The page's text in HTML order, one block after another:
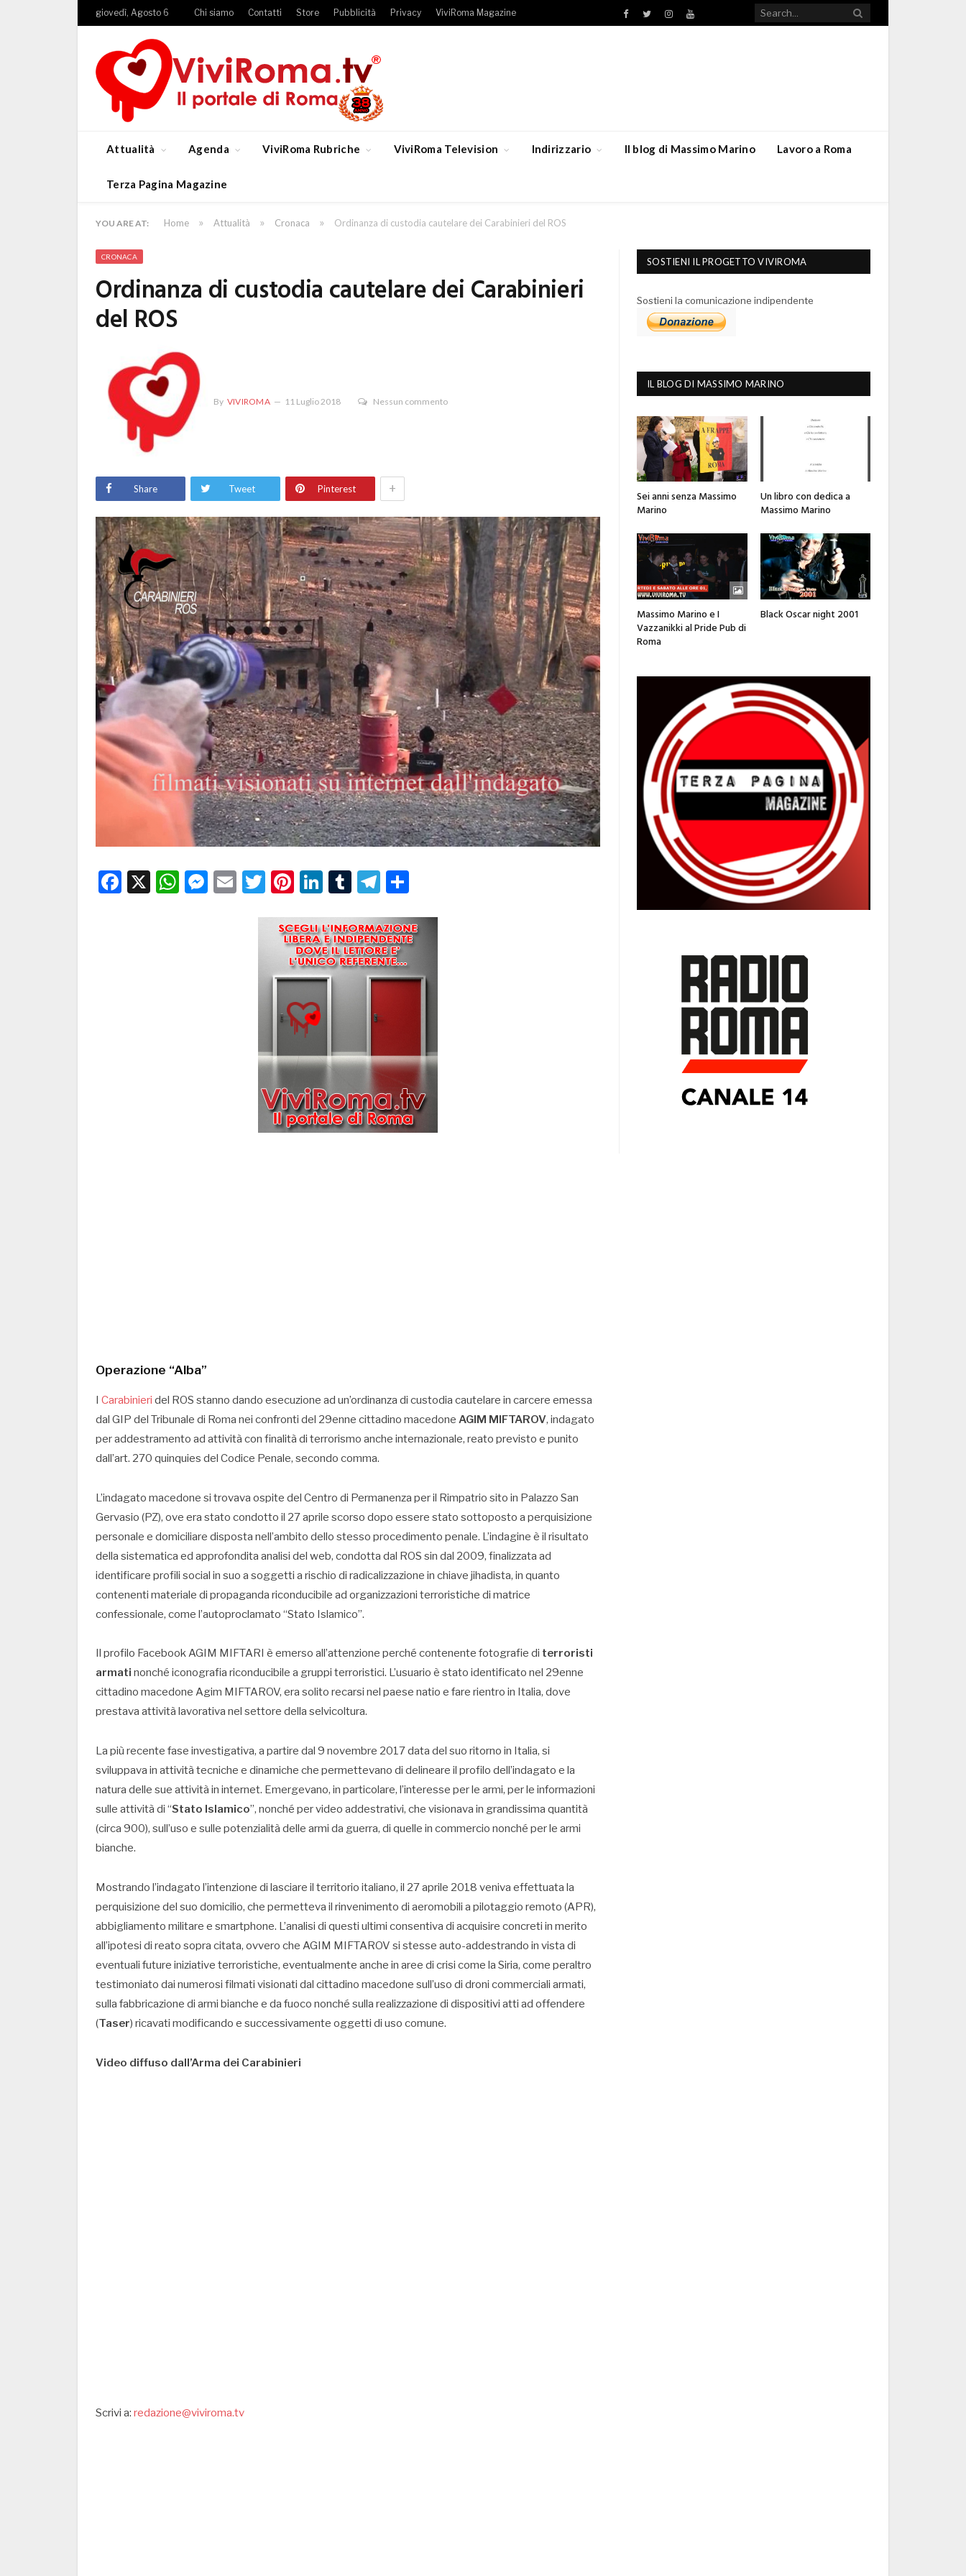
giovedì, Agosto 6 Chi siamo Contatti Store Pubblicità Privacy ViviRoma Magazine Facebook
TwitterInstagramYouTube
Attualità Agenda ViviRoma Rubriche ViviRoma Television Indirizzario Il blog di Massimo Marino Lavoro a Roma
Terza Pagina Magazine
YOU ARE AT: Home » Attualità » Cronaca » Ordinanza di custodia cautelare dei Carabinieri del ROS
CRONACA
Ordinanza di custodia cautelare dei Carabinieri
del ROS
By VIVIROMA 11 Luglio 2018 Nessun commento
Share Tweet Pinterest +
Facebook
X WhatsApp
Messenger
EmailTwitter
Pinterest
LinkedIn
TumblrTelegram
Operazione “Alba”
I Carabinieri del ROS stanno dando esecuzione ad un’ordinanza di custodia cautelare in carcere emessa
dal GIP del Tribunale di Roma nei confronti del 29enne cittadino macedone AGIM MIFTAROV, indagato
per addestramento ad attività con finalità di terrorismo anche internazionale, reato previsto e punito
dall’art. 270 quinquies del Codice Penale, secondo comma.
L’indagato macedone si trovava ospite del Centro di Permanenza per il Rimpatrio sito in Palazzo San
Gervasio (PZ), ove era stato condotto il 27 aprile scorso dopo essere stato sottoposto a perquisizione
personale e domiciliare disposta nell’ambito dello stesso procedimento penale. L’indagine è il risultato
della sistematica ed approfondita analisi del web, condotta dal ROS sin dal 2009, finalizzata ad
identificare profili social in suo a soggetti a rischio di radicalizzazione in chiave jihadista, in quanto
contenenti materiale di propaganda riconducibile ad organizzazioni terroristiche di matrice
confessionale, come l’autoproclamato “Stato Islamico”.
Il profilo Facebook AGIM MIFTARI è emerso all’attenzione perché contenente fotografie di terroristi
armati nonché iconografia riconducibile a gruppi terroristici. L’usuario è stato identificato nel 29enne
cittadino macedone Agim MIFTAROV, era solito recarsi nel paese natio e fare rientro in Italia, dove
prestava attività lavorativa nel settore della selvicoltura.
La più recente fase investigativa, a partire dal 9 novembre 2017 data del suo ritorno in Italia, si
sviluppava in attività tecniche e dinamiche che permettevano di delineare il profilo dell’indagato e la
natura delle sue attività in internet. Emergevano, in particolare, l’interesse per le armi, per le informazioni
sulle attività di “Stato Islamico”, nonché per video addestrativi, che visionava in grandissima quantità
(circa 900), sull’uso e sulle potenzialità delle armi da guerra, di quelle in commercio nonché per le armi
bianche.
Mostrando l’indagato l’intenzione di lasciare il territorio italiano, il 27 aprile 2018 veniva effettuata la
perquisizione del suo domicilio, che permetteva il rinvenimento di aeromobili a pilotaggio remoto (APR),
abbigliamento militare e smartphone. L’analisi di questi ultimi consentiva di acquisire concreti in merito
all’ipotesi di reato sopra citata, ovvero che AGIM MIFTAROV si stesse auto-addestrando in vista di
eventuali future iniziative terroristiche, eventualmente anche in aree di crisi come la Siria, come peraltro
testimoniato dai numerosi filmati visionati dal cittadino macedone sull’uso di droni commerciali armati,
sulla fabbricazione di armi bianche e da fuoco nonché sulla realizzazione di dispositivi atti ad offendere
(Taser) ricavati modificando e successivamente oggetti di uso comune.
Video diffuso dall’Arma dei Carabinieri
Scrivi a: redazione@viviroma.tv
SOSTIENI IL PROGETTO VIVIROMA
Sostieni la comunicazione indipendente
IL BLOG DI MASSIMO MARINO
Sei anni senza Massimo
Marino
Un libro con dedica a
Massimo Marino
Massimo Marino e I
Vazzanikki al Pride Pub di
Roma
Black Oscar night 2001